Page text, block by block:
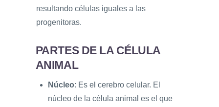
resultando células iguales a las
progenitoras.
PARTES DE LA CÉLULA
ANIMAL
Núcleo: Es el cerebro celular. El
núcleo de la célula animal es el que